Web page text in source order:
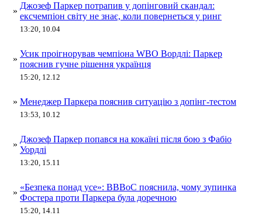
»
Джозеф Паркер потрапив у допінговий скандал:
ексчемпіон світу не знає, коли повернеться у ринг
13:20, 10.04
»
Усик проігнорував чемпіона WBO Вордлі: Паркер
пояснив гучне рішення українця
15:20, 12.12
» Менеджер Паркера пояснив ситуацію з допінг-тестом
13:53, 10.12
»
Джозеф Паркер попався на кокаїні після бою з Фабіо
Уордлі​
13:20, 15.11
»
«Безпека понад усе»: BBBoC пояснила, чому зупинка
Фостера проти Паркера була доречною
15:20, 14.11